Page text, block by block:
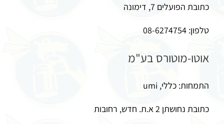
כתובת הפועלים 7, דימונה
טלפון: 08-6274754
אוטו-מוטורס בע"מ
התמחות: כללי, umi
כתובת נחושתן 2 א.ת. חדש, רחובות